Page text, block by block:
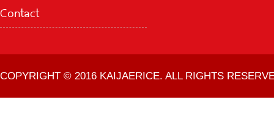
Contact
COPYRIGHT © 2016 KAIJAERICE. ALL RIGHTS